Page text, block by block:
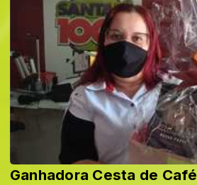
Ganhadora Cesta de Café